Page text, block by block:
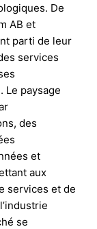
De
AB et
parti de leur
services
Le paysage
des
et
aux
services et de
se